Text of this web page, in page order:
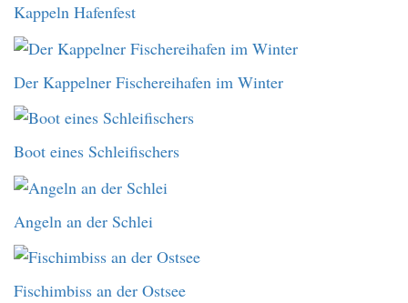
Kappeln Hafenfest
Der Kappelner Fischereihafen im Winter
Boot eines Schleifischers
Angeln an der Schlei
Fischimbiss an der Ostsee